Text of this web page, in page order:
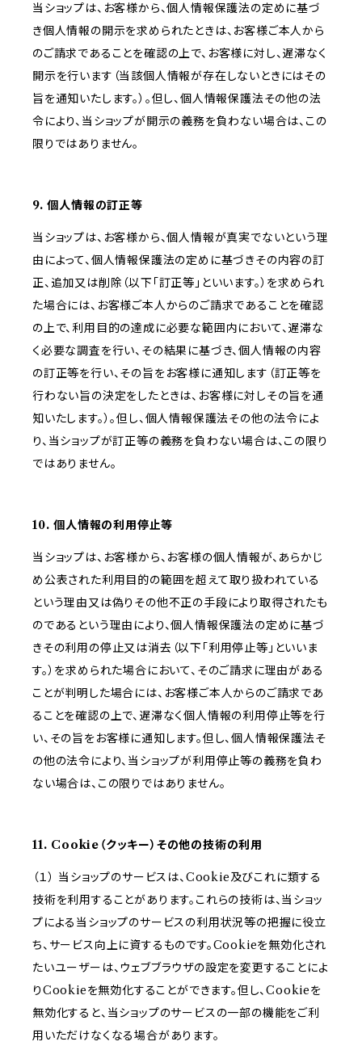
当ショップは、お客様から、個人情報保護法の定めに基づ
き個人情報の開示を求められたときは、お客様ご本人から
のご請求であることを確認の上で、お客様に対し、遅滞なく
開示を行います（当該個人情報が存在しないときにはその
旨を通知いたします。）。但し、個人情報保護法その他の法
令により、当ショップが開示の義務を負わない場合は、この
限りではありません。
9. 個人情報の訂正等
当ショップは、お客様から、個人情報が真実でないという理
由によって、個人情報保護法の定めに基づきその内容の訂
正、追加又は削除（以下「訂正等」といいます。）を求められ
た場合には、お客様ご本人からのご請求であることを確認
の上で、利用目的の達成に必要な範囲内において、遅滞な
く必要な調査を行い、その結果に基づき、個人情報の内容
の訂正等を行い、その旨をお客様に通知します（訂正等を
行わない旨の決定をしたときは、お客様に対しその旨を通
知いたします。）。但し、個人情報保護法その他の法令によ
り、当ショップが訂正等の義務を負わない場合は、この限り
ではありません。
10. 個人情報の利用停止等
当ショップは、お客様から、お客様の個人情報が、あらかじ
め公表された利用目的の範囲を超えて取り扱われている
という理由又は偽りその他不正の手段により取得されたも
のであるという理由により、個人情報保護法の定めに基づ
きその利用の停止又は消去（以下「利用停止等」といいま
す。）を求められた場合において、そのご請求に理由がある
ことが判明した場合には、お客様ご本人からのご請求であ
ることを確認の上で、遅滞なく個人情報の利用停止等を行
い、その旨をお客様に通知します。但し、個人情報保護法そ
の他の法令により、当ショップが利用停止等の義務を負わ
ない場合は、この限りではありません。
11. Cookie（クッキー）その他の技術の利用
（１） 当ショップのサービスは、Cookie及びこれに類する
技術を利用することがあります。これらの技術は、当ショッ
プによる当ショップのサービスの利用状況等の把握に役立
ち、サービス向上に資するものです。Cookieを無効化され
たいユーザーは、ウェブブラウザの設定を変更することによ
りCookieを無効化することができます。但し、Cookieを
無効化すると、当ショップのサービスの一部の機能をご利
用いただけなくなる場合があります。